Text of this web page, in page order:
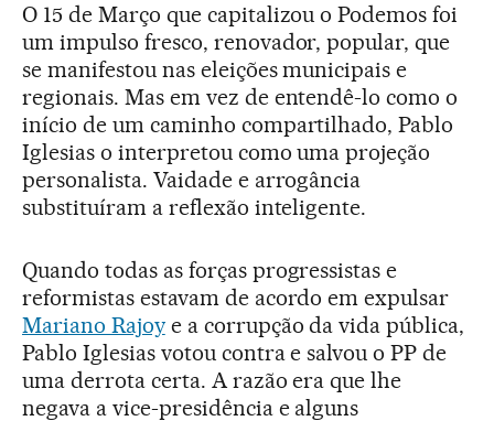
O 15 de Março que capitalizou o Podemos foi
um impulso fresco, renovador, popular, que
se manifestou nas eleições municipais e
regionais. Mas em vez de entendê-lo como o
início de um caminho compartilhado, Pablo
Iglesias o interpretou como uma projeção
personalista. Vaidade e arrogância
substituíram a reflexão inteligente.
Quando todas as forças progressistas e
reformistas estavam de acordo em expulsar
Mariano Rajoye a corrupção da vida pública,
Pablo Iglesias votou contra e salvou o PP de
uma derrota certa. A razão era que lhe
negava a vice-presidência e alguns